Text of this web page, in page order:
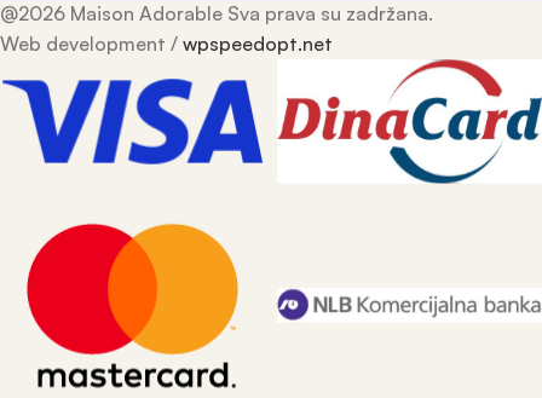
@2026 Maison Adorable Sva prava su zadržana.
Web development / wpspeedopt.net